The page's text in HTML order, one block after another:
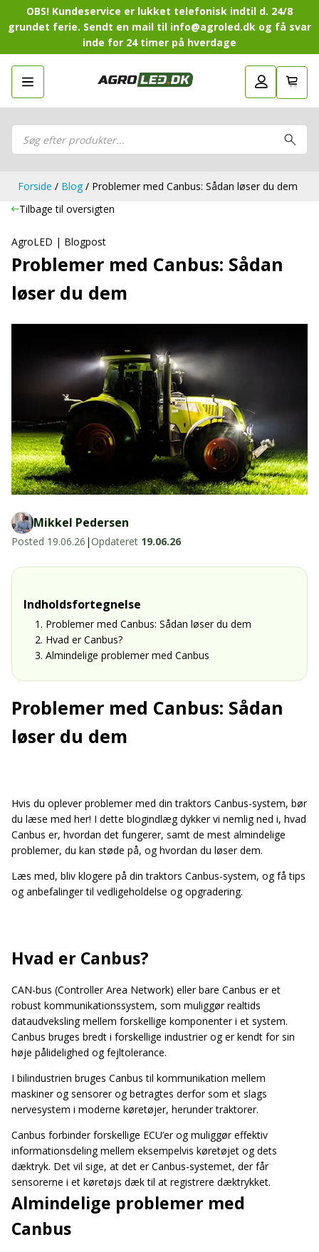
OBS! Kundeservice er lukket telefonisk indtil d. 24/8
grundet ferie. Sendt en mail til info@agroled.dk og få svar
inde for 24 timer på hverdage
Products
search
LED-Guide
Sammensæt din egen LED-pakke.
LED-arbejdslamper
LED-barer og fjernlys
LED-baglygter
LED-Positionslys og markeringslys
LED-slingrelygter
LED-Belysningssæt
LED-sprøjtebelysning
LED-fordelspakker til traktorer
og landbrug
Agroled Blog
FAQs – Ofte stillede spørgsmål
Om os
Kontakt-old
72177776
info@agroled.dk
Gå tilbage
LED-
Sammensæt din egen LED-
LED-arbejdslamper
LED-barer og fjernlys
LED-baglygter
LED-rotorblink og blitzblink
LED-slingrelygter
LED-Belysningssæt
LED-sprøjtebelysning
LED-armaturer og LED-værkstedslys
Stik, kabelbindere og relæer til traktor og
landbrug
Forside / Blog / Problemer med Canbus: Sådan løser du dem
Tilbage til oversigten
AgroLED | Blogpost
Problemer med Canbus: Sådan
løser du dem
Mikkel Pedersen
Posted 19.06.26 |Opdateret 19.06.26
Indholdsfortegnelse
1. Problemer med Canbus: Sådan løser du dem
2. Hvad er Canbus?
3. Almindelige problemer med Canbus
Problemer med Canbus: Sådan
løser du dem
Hvis du oplever problemer med din traktors Canbus-system, bør
du læse med her! I dette blogindlæg dykker vi nemlig ned i, hvad
Canbus er, hvordan det fungerer, samt de mest almindelige
problemer, du kan støde på, og hvordan du løser dem.
Læs med, bliv klogere på din traktors Canbus-system, og få tips
og anbefalinger til vedligeholdelse og opgradering.
Hvad er Canbus?
CAN-bus (Controller Area Network) eller bare Canbus er et
robust kommunikationssystem, som muliggør realtids
dataudveksling mellem forskellige komponenter i et system.
Canbus bruges bredt i forskellige industrier og er kendt for sin
høje pålidelighed og fejltolerance.
I bilindustrien bruges Canbus til kommunikation mellem
maskiner og sensorer og betragtes derfor som et slags
nervesystem i moderne køretøjer, herunder traktorer.
Canbus forbinder forskellige ECU’er og muliggør effektiv
informationsdeling mellem eksempelvis køretøjet og dets
dæktryk. Det vil sige, at det er Canbus-systemet, der får
sensorerne i et køretøjs dæk til at registrere dæktrykket.
Almindelige problemer med
Canbus